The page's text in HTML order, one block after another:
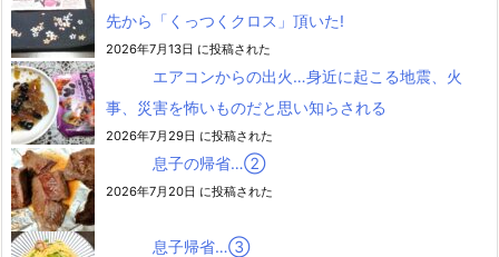
先から「くっつくクロス」頂いた!
2026年7月13日 に投稿された
エアコンからの出火…身近に起こる地震、火
事、災害を怖いものだと思い知らされる
2026年7月29日 に投稿された
息子の帰省…②
2026年7月20日 に投稿された
息子帰省…③